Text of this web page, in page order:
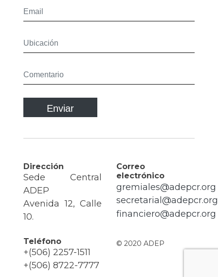
Dirección
Sede Central
ADEP
Avenida 12, Calle
10.
Correo
electrónico
gremiales@adepcr.org
secretarial@adepcr.org
financiero@adepcr.org
Teléfono
+(506) 2257-1511
+(506) 8722-7777
© 2020 ADEP